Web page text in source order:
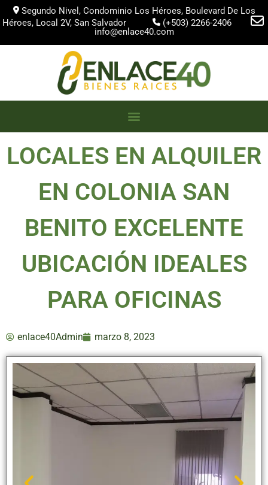
Segundo Nivel, Condominio Los Héroes, Boulevard De Los
Héroes, Local 2V, San Salvador
(+503) 2266-2406
info@enlace40.com
LOCALES EN ALQUILER
EN COLONIA SAN
BENITO EXCELENTE
UBICACIÓN IDEALES
PARA OFICINAS
enlace40Admin marzo 8, 2023